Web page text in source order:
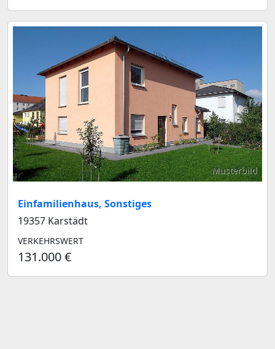
Musterbild
Einfamilienhaus, Sonstiges
19357 Karstädt
VERKEHRSWERT
131.000 €